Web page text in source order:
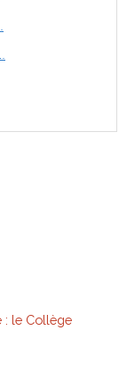
: le Collège